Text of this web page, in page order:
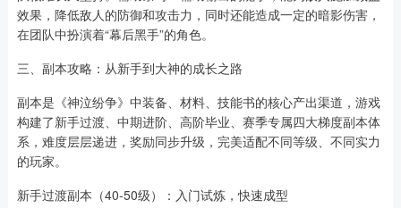
效果，降低敌人的防御和攻击力，同时还能造成一定的暗影伤害，
在团队中扮演着“幕后黑手”的角色。
三、副本攻略：从新手到大神的成长之路
副本是《神泣纷争》中装备、材料、技能书的核心产出渠道，游戏
构建了新手过渡、中期进阶、高阶毕业、赛季专属四大梯度副本体
系，难度层层递进，奖励同步升级，完美适配不同等级、不同实力
的玩家。
新手过渡副本（40-50级）：入门试炼，快速成型